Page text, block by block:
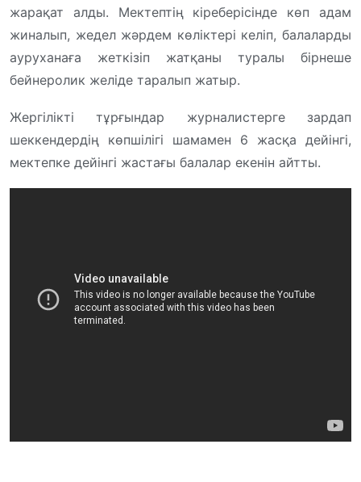
жарақат алды. Мектептің кіреберісінде көп адам
жиналып, жедел жәрдем көліктері келіп, балаларды
ауруханаға жеткізіп жатқаны туралы бірнеше
бейнеролик желіде таралып жатыр.
Жергілікті тұрғындар журналистерге зардап
шеккендердің көпшілігі шамамен 6 жасқа дейінгі,
мектепке дейінгі жастағы балалар екенін айтты.